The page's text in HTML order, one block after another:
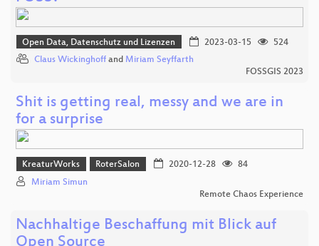
Open Data, Datenschutz und Lizenzen 2023-03-15
524
Claus Wickinghoff and Miriam Seyffarth
FOSSGIS 2023
Shit is getting real, messy and we are in
for a surprise
KreaturWorks RoterSalon 2020-12-28
84
Miriam Simun
Remote Chaos Experience
Nachhaltige Beschaffung mit Blick auf